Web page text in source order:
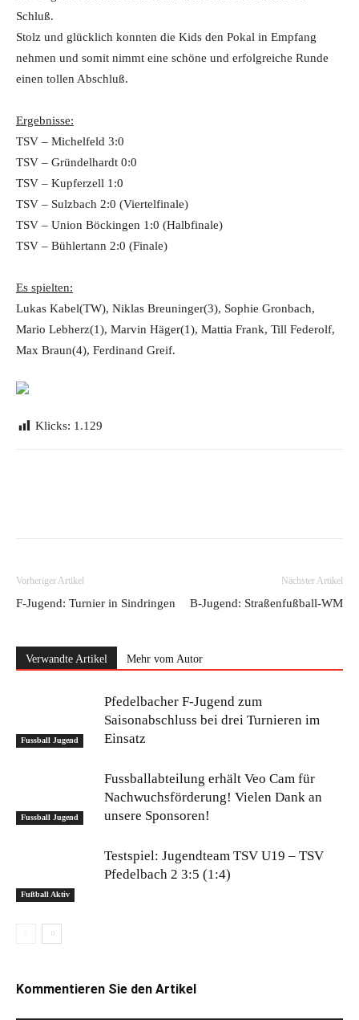
Schluß.
Stolz und glücklich konnten die Kids den Pokal in Empfang
nehmen und somit nimmt eine schöne und erfolgreiche Runde
einen tollen Abschluß.
Ergebnisse:
TSV – Michelfeld 3:0
TSV – Gründelhardt 0:0
TSV – Kupferzell 1:0
TSV – Sulzbach 2:0 (Viertelfinale)
TSV – Union Böckingen 1:0 (Halbfinale)
TSV – Bühlertann 2:0 (Finale)
Es spielten:
Lukas Kabel(TW), Niklas Breuninger(3), Sophie Gronbach,
Mario Lebherz(1), Marvin Häger(1), Mattia Frank, Till Federolf,
Max Braun(4), Ferdinand Greif.
Klicks: 1.129
Vorheriger Artikel
F-Jugend: Turnier in Sindringen
Nächster Artikel
B-Jugend: Straßenfußball-WM
Verwandte Artikel Mehr vom Autor
Fussball Jugend
Pfedelbacher F-Jugend zum
Saisonabschluss bei drei Turnieren im
Einsatz
Fussball Jugend
Fussballabteilung erhält Veo Cam für
Nachwuchsförderung! Vielen Dank an
unsere Sponsoren!
Fußball Aktiv
Testspiel: Jugendteam TSV U19 – TSV
Pfedelbach 2 3:5 (1:4)
Kommentieren Sie den Artikel